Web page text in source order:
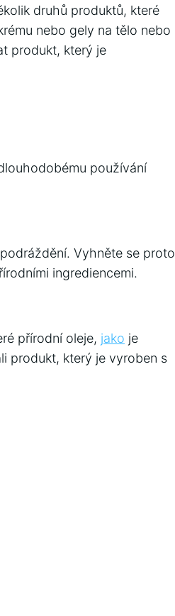
druhů produktů, které
nebo gely na tělo nebo
produkt, který je
používání
Vyhněte se proto
ingrediencemi.
přírodní oleje, jako je
produkt, který je vyroben s